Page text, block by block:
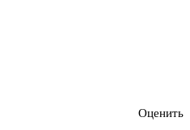
Оценить